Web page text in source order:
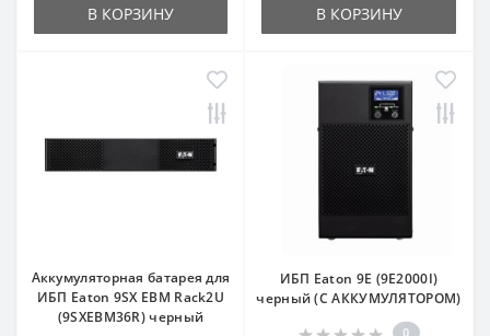
В КОРЗИНУ В КОРЗИНУ
Аккумуляторная батарея для
ИБП Eaton 9SX EBM Rack2U
(9SXEBM36R) черный
ИБП Eaton 9E (9E2000I)
черный (С АККУМУЛЯТОРОМ)
0